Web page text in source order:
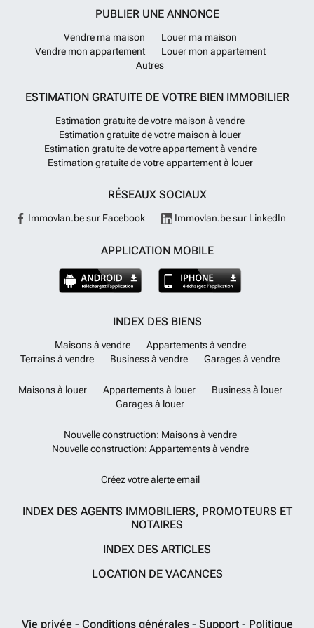
PUBLIER UNE ANNONCE
Vendre ma maison
Louer ma maison
Vendre mon appartement
Louer mon appartement
Autres
ESTIMATION GRATUITE DE VOTRE BIEN IMMOBILIER
Estimation gratuite de votre maison à vendre
Estimation gratuite de votre maison à louer
Estimation gratuite de votre appartement à vendre
Estimation gratuite de votre appartement à louer
RÉSEAUX SOCIAUX
Immovlan.be sur Facebook Immovlan.be sur LinkedIn
APPLICATION MOBILE
INDEX DES BIENS
Maisons à vendre
Appartements à vendre
Terrains à vendre
Business à vendre Garages à vendre
Maisons à louer Appartements à louer
Business à louer
Garages à louer
Nouvelle construction: Maisons à vendre
Nouvelle construction: Appartements à vendre
Créez votre alerte email
INDEX DES AGENTS IMMOBILIERS, PROMOTEURS ET
NOTAIRES
INDEX DES ARTICLES
LOCATION DE VACANCES
Vie privée - Conditions générales - Support - Politique